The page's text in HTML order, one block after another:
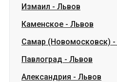
Измаил - Львов
Каменское - Львов
Самар (Новомосковск) -
Павлоград - Львов
Александрия - Львов